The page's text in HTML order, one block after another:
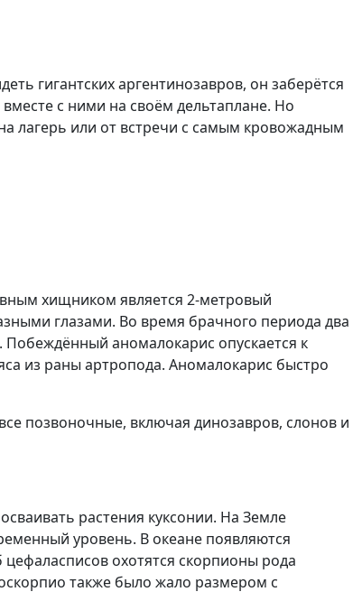
гигантских аргентинозавров, он заберётся
с ними на своём дельтаплане. Но
лагерь или от встречи с самым кровожадным
хищником является 2-метровый
глазами. Во время брачного периода два
Побеждённый аномалокарис опускается к
из раны артропода. Аномалокарис быстро
позвоночные, включая динозавров, слонов и
растения куксонии. На Земле
уровень. В океане появляются
охотятся скорпионы рода
также было жало размером с